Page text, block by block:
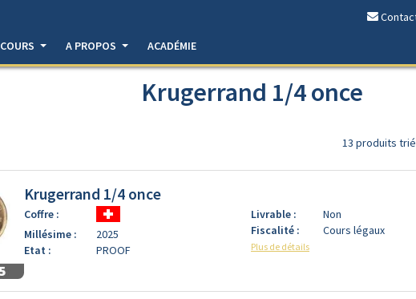
COURS A PROPOS ACADÉMIE
Krugerrand 1/4 once
13 produits
Krugerrand 1/4 once
Coffre :
Millésime :
2025
Etat :
PROOF
Livrable :
Non
Fiscalité :
Cours légaux
Plus de détails